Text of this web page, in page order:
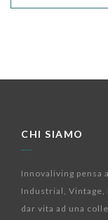
CHI SIAMO
Innovaliving pensa
Industrial, Vintage,
dar vita ad una